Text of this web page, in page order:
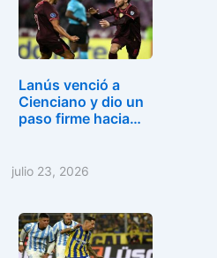
Lanús venció a
Cienciano y dio un
paso firme hacia…
julio 23, 2026